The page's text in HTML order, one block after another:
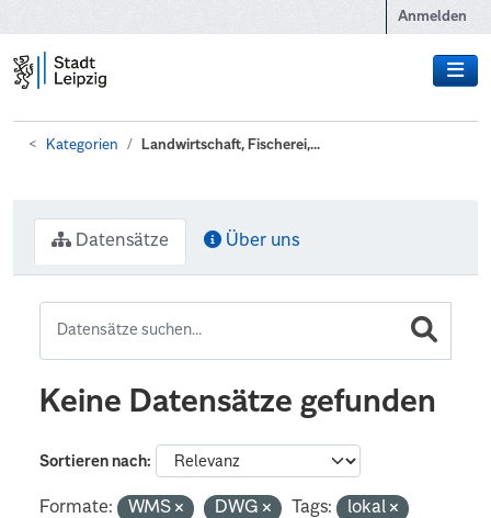
Anmelden
Kategorien Landwirtschaft, Fischerei,...
Datensätze Über uns
Keine Datensätze gefunden
Sortieren nach
Formate: WMS DWG Tags:
lokal